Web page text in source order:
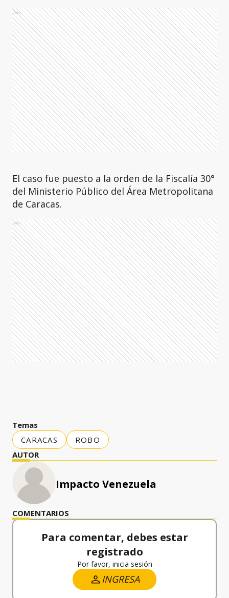
Ads
El caso fue puesto a la orden de la Fiscalía 30°
del Ministerio Público del Área Metropolitana
de Caracas.
Ads
Temas
CARACAS
ROBO
AUTOR
Impacto Venezuela
COMENTARIOS
Para comentar, debes estar
registrado
Por favor, inicia sesión
INGRESA